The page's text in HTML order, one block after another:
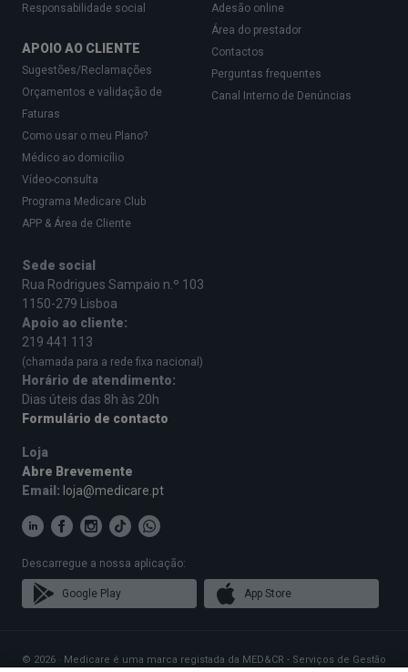
Responsabilidade social
APOIO AO CLIENTE
Sugestões/Reclamações
Orçamentos e validação de
Faturas
Como usar o meu Plano?
Médico ao domicílio
Vídeo-consulta
Programa Medicare Club
APP & Área de Cliente
Adesão online
Área do prestador
Contactos
Perguntas frequentes
Canal Interno de Denúncias
Sede social
Rua Rodrigues Sampaio n.º 103
1150-279 Lisboa
Apoio ao cliente:
219 441 113
(chamada para a rede fixa nacional)
Horário de atendimento:
Dias úteis das 8h às 20h
Formulário de contacto
Loja
Abre Brevemente
Email: loja@medicare.pt
Descarregue a nossa aplicação:
Google Play App Store
© 2026 · Medicare é uma marca registada da MED&CR - Serviços de Gestão